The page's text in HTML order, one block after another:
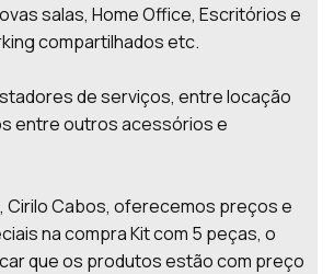
salas, Home Office, Escritórios e
compartilhados etc.
de serviços, entre locação
entre outros acessórios e
Cirilo Cabos, oferecemos preços e
na compra Kit com 5 peças, o
que os produtos estão com preço